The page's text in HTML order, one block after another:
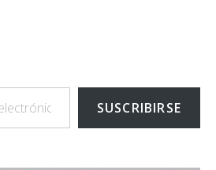
SUSCRIBIRSE